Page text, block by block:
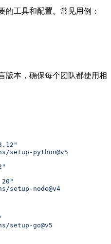
的工具和配置。常见用例：
版本，确保每个团队都使用相
setup-python@v5
setup-node@v4
setup-go@v5